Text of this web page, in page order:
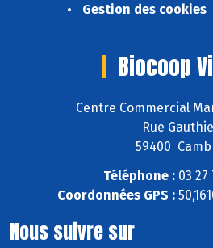
Gestion des cookies
Biocoop
Centre Commercial
Rue
59400
Téléphone :03 27
Coordonnées GPS :
Nous suivre sur